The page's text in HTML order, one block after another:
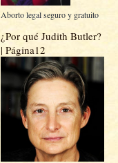
Aborto legal seguro y gratuito
¿Por qué Judith Butler?
| Página12